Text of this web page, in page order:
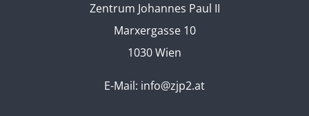
Zentrum Johannes Paul II
Marxergasse 10
1030 Wien
E-Mail: info@zjp2.at